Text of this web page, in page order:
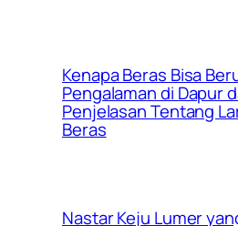
Kenapa Beras Bisa
Pengalaman di Dapur
Penjelasan Tentang
Beras
Nastar Keju Lumer